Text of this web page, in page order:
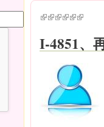
(link is external)
(link is external)
(link is
(link is
(link is
(link is
I-4851、